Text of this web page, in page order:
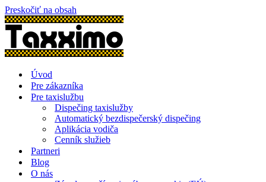
Preskočiť na obsah
Úvod
Pre zákazníka
Pre taxislužbu
Dispečing taxislužby
Automatický bezdispečerský dispečing
Aplikácia vodiča
Cenník služieb
Partneri
Blog
O nás